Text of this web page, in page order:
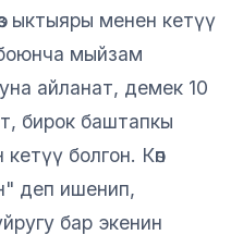
ыктыяры менен кетүү
мыйзам
айланат, демек 10
бирок баштапкы
болгон. Көп
деп ишенип,
бар экенин